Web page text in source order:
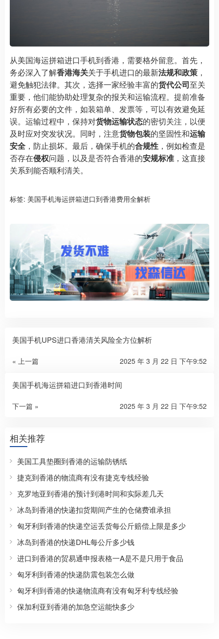
从美国海运拼箱进口手机到香港，需要格外留意。首先，
务必深入了解香港海关关于手机进口的最新法规和政策 ，
避免触犯法律。其次，选择一家经验丰富的货代公司至关
重要，他们能协助处理复杂的报关和运输流程。提前准备
好所有必要的文件，如装箱单、发票等，可以有效避免延
误。运输过程中，保持对货物运输状态的密切关注，以便
及时应对突发状况。同时，注意货物包装的坚固性和运输
安全 ，防止损坏。最后，确保手机的合规性 ，例如检查是
否存在侵权问题，以及是否符合香港的安规标准 ，这直接
关系到能否顺利清关。
标签: 美国手机海运拼箱进口到香港费用全解析
美国手机UPS进口香港清关风险全方位解析
« 上一篇 2025 年 3 月 22 日 下午9:52
美国手机海运拼箱进口到香港时间
下一篇 » 2025 年 3 月 22 日 下午9:52
相关推荐
美国工具垫圈到香港的运输防锈纸
捷克到香港的物流商有没有捷克专线经验
克罗地亚到香港的预计到港时间和实际差几天
冰岛到香港的快递扣货期间产生的仓储费谁承担
匈牙利到香港的快递空运丢货每公斤赔偿上限是多少
冰岛到香港的快递DHL每公斤多少钱
进口到香港的贸易通申报表格一A是不是只用于食品
匈牙利到香港的快递防震包装怎么做
匈牙利到香港的快递物流商有没有匈牙利专线经验
保加利亚到香港的加急空运能快多少